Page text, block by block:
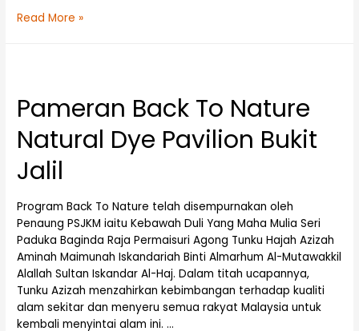
Read More »
Pameran Back To Nature
Natural Dye Pavilion Bukit
Jalil
Program Back To Nature telah disempurnakan oleh
Penaung PSJKM iaitu Kebawah Duli Yang Maha Mulia Seri
Paduka Baginda Raja Permaisuri Agong Tunku Hajah Azizah
Aminah Maimunah Iskandariah Binti Almarhum Al-Mutawakkil
Alallah Sultan Iskandar Al-Haj. Dalam titah ucapannya,
Tunku Azizah menzahirkan kebimbangan terhadap kualiti
alam sekitar dan menyeru semua rakyat Malaysia untuk
kembali menyintai alam ini. …